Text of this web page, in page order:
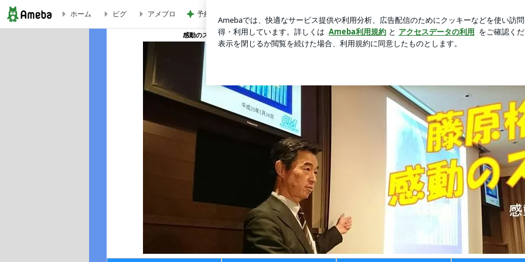
４００回がなんと２回に激減！？ | 感動のススメ
ホーム ピグ アメブロ 予約なしで買えた可愛らしい福袋 ロ
感動のススメ ｢感動をちからに 喜びをかたちに 感謝をこころに｣という理念を元に日々の出来事を綴っていくブログ